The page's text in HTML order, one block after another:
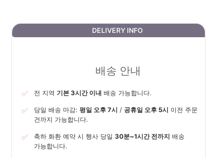
DELIVERY INFO
배송 안내
✅ 전 지역 기본 3시간 이내 배송 가능합니다.
✅ 당일 배송 마감: 평일 오후 7시 / 공휴일 오후 5시 이전 주문
건까지 가능합니다.
✅ 축하 화환 예약 시 행사 당일 30분~1시간 전까지 배송
가능합니다.